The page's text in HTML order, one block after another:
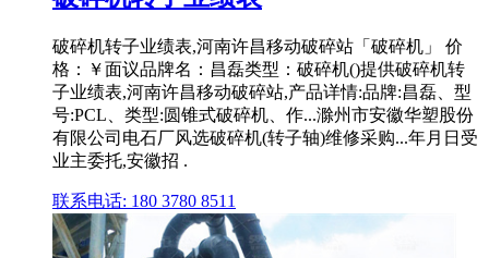
破碎机转子业绩表,河南许昌移动破碎站「破碎机」 价
格：￥面议品牌名：昌磊类型：破碎机()提供破碎机转
子业绩表,河南许昌移动破碎站,产品详情:品牌:昌磊、型
号:PCL、类型:圆锥式破碎机、作...滁州市安徽华塑股份
有限公司电石厂风选破碎机(转子轴)维修采购...年月日受
业主委托,安徽招 .
联系电话: 180 3780 8511